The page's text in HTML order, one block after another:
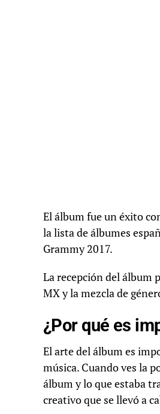
El álbum fue un éxito
la lista de álbumes
Grammy 2017.
La recepción del álbum
MX y la mezcla de
¿Por qué es
El arte del álbum es
música. Cuando ves la
álbum y lo que estaba
creativo que se llevó a